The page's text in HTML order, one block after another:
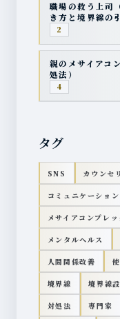
職場の救う上司
き方と境界線の
2
親のメサイアコ
処法）
4
タグ
SNS カウンセ
コミュニケーション
メサイアコンプレッ
メンタルヘルス
人間関係改善
境界線 境界線
対処法 専門家